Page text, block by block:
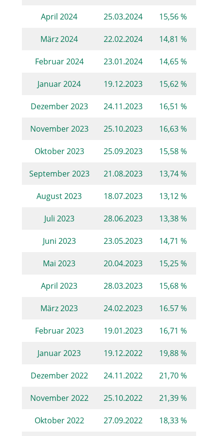
April 2024
25.03.2024
15,56 %
März 2024
22.02.2024
14,81 %
Februar 2024
23.01.2024
14,65 %
Januar 2024
19.12.2023
15,62 %
Dezember 2023
24.11.2023
16,51 %
November 2023
25.10.2023
16,63 %
Oktober 2023
25.09.2023
15,58 %
September 2023
21.08.2023
13,74 %
August 2023
18.07.2023
13,12 %
Juli 2023
28.06.2023
13,38 %
Juni 2023
23.05.2023
14,71 %
Mai 2023
20.04.2023
15,25 %
April 2023
28.03.2023
15,68 %
März 2023
24.02.2023
16.57 %
Februar 2023
19.01.2023
16,71 %
Januar 2023
19.12.2022
19,88 %
Dezember 2022
24.11.2022
21,70 %
November 2022
25.10.2022
21,39 %
Oktober 2022
27.09.2022
18,33 %